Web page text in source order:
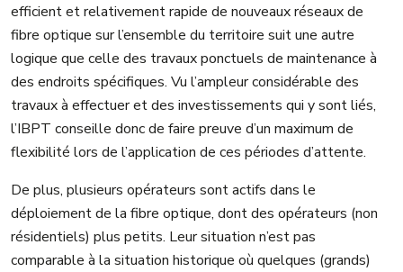
efficient et relativement rapide de nouveaux réseaux de
fibre optique sur l’ensemble du territoire suit une autre
logique que celle des travaux ponctuels de maintenance à
des endroits spécifiques. Vu l’ampleur considérable des
travaux à effectuer et des investissements qui y sont liés,
l’IBPT conseille donc de faire preuve d’un maximum de
flexibilité lors de l’application de ces périodes d’attente.
De plus, plusieurs opérateurs sont actifs dans le
déploiement de la fibre optique, dont des opérateurs (non
résidentiels) plus petits. Leur situation n’est pas
comparable à la situation historique où quelques (grands)